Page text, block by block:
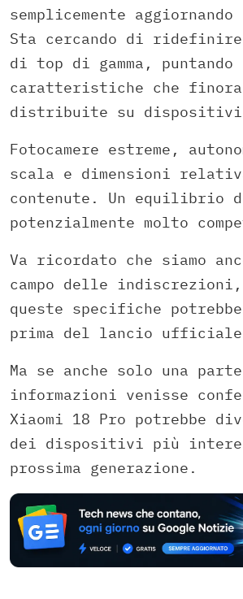
semplicemente
Sta cercando di
di top di gamma,
caratteristiche che finora
distribuite su
Fotocamere estreme,
scala e dimensioni
contenute. Un equilibrio
potenzialmente molto
Va ricordato che siamo
campo delle
queste specifiche
prima del lancio
Ma se anche solo una
informazioni venisse
Xiaomi 18 Pro potrebbe
dei dispositivi più
prossima generazione.